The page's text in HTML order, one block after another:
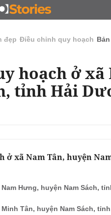
THẦU KINH DOANH
đẹp Điều chỉnh quy hoạch
hoạch ở xã
tỉnh Hải
ở xã Nam Tân, huyện
Hưng, huyện Nam Sách,
Tân, huyện Nam Sách,